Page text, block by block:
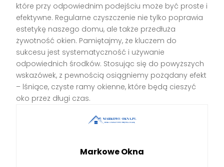
które przy odpowiednim podejściu może być proste i
efektywne. Regularne czyszczenie nie tylko poprawia
estetykę naszego domu, ale także przedłuża
żywotność okien. Pamiętajmy, że kluczem do
sukcesu jest systematyczność i używanie
odpowiednich środków. Stosując się do powyższych
wskazówek, z pewnością osiągniemy pożądany efekt
– lśniące, czyste ramy okienne, które będą cieszyć
oko przez długi czas.
Markowe Okna